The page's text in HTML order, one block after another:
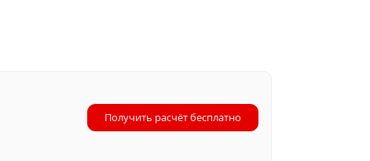
Получить расчёт бесплатно